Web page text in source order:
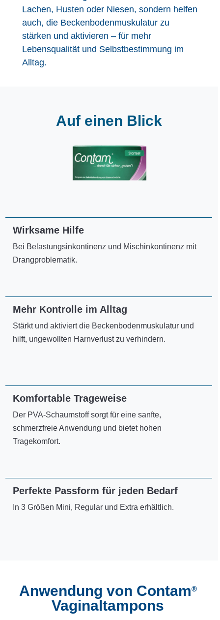
Lachen, Husten oder Niesen, sondern helfen
auch, die Beckenbodenmuskulatur zu
stärken und aktivieren – für mehr
Lebensqualität und Selbstbestimmung im
Alltag.
Auf einen Blick
Wirksame Hilfe
Bei Belastungsinkontinenz und Mischinkontinenz mit
Drangproblematik.
Mehr Kontrolle im Alltag
Stärkt und aktiviert die Beckenbodenmuskulatur und
hilft, ungewollten Harnverlust zu verhindern.
Komfortable Trageweise
Der PVA-Schaumstoff sorgt für eine sanfte,
schmerzfreie Anwendung und bietet hohen
Tragekomfort.
Perfekte Passform für jeden Bedarf
In 3 Größen Mini, Regular und Extra erhältlich.
Anwendung von Contam®
Vaginaltampons